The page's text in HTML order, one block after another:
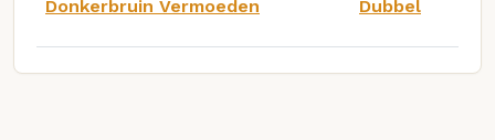
Donkerbruin Vermoeden Dubbel